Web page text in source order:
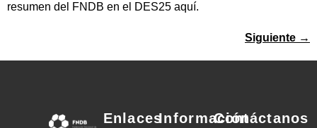
resumen del FNDB en el DES25 aquí.
Siguiente →
EnlacesInformaciónContáctanos